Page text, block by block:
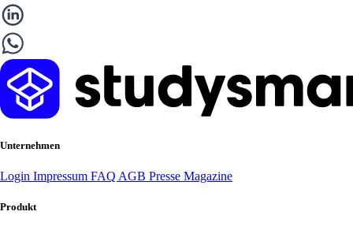
Unternehmen
Login Impressum FAQ AGB Presse Magazine
Produkt